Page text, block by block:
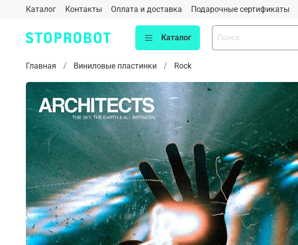
Каталог Контакты Оплата и доставка Подарочные сертификаты
Каталог
Главная Виниловые пластинки Rock